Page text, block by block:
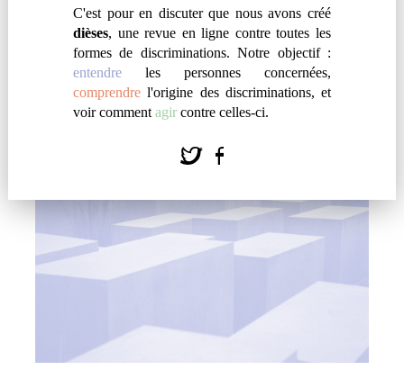
C'est pour en discuter que nous avons créé
dièses, une revue en ligne contre toutes les
formes de discriminations. Notre objectif :
entendre les personnes concernées,
comprendre l'origine des discriminations, et
voir comment agir contre celles-ci.
Les controverses sur le titre du livre d'Agatha
Christie, puis sur les propos de Nicolas Sarkozy,
montrent que le mot est encore utilisé afin
d'enfermer les noirs dans une position subalterne.